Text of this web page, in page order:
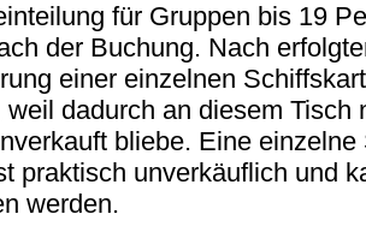
für Gruppen bis 19
der Buchung. Nach
einer einzelnen
dadurch an diesem Tisch
bliebe. Eine
praktisch unverkäuflich und
werden.